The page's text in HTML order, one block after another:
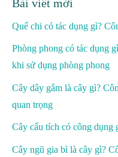
Bài viết mới
Quế chi có tác dụng gì?
Phòng phong có tác dụng
khi sử dụng phòng phong
Cây dây gắm là cây gì?
quan trọng
Cây cẩu tích có công
Cây ngũ gia bì là cây gì?